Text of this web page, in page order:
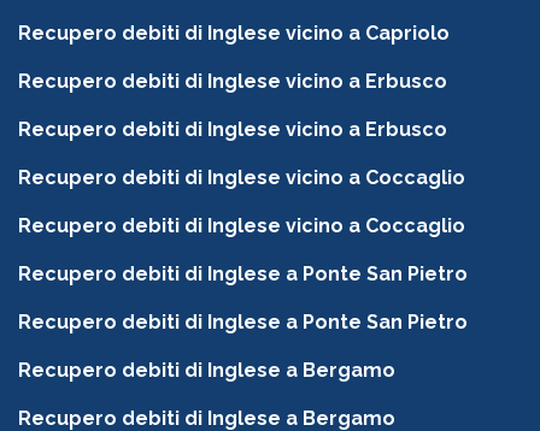
Recupero debiti di Inglese vicino a Capriolo
Recupero debiti di Inglese vicino a Erbusco
Recupero debiti di Inglese vicino a Erbusco
Recupero debiti di Inglese vicino a Coccaglio
Recupero debiti di Inglese vicino a Coccaglio
Recupero debiti di Inglese a Ponte San Pietro
Recupero debiti di Inglese a Ponte San Pietro
Recupero debiti di Inglese a Bergamo
Recupero debiti di Inglese a Bergamo